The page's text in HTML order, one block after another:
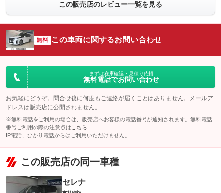
この販売店のレビュー一覧を見る
無料 この車両に関するお問い合わせ
まずは在庫確認・見積り依頼
無料電話でお問い合わせ
お気軽にどうぞ。問合せ後に何度もご連絡が届くことはありません。メールア
ドレスは販売店に公開されません。
※無料電話をご利用の場合は、販売店へお客様の電話番号が通知されます。無料電話
番号ご利用の際の注意点は こちら
IP電話、ひかり電話からはご利用いただけません。
この販売店の同一車種
セレナ